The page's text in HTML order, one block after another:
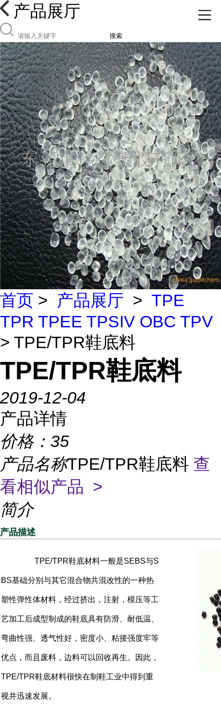
产品展厅
搜索
首页 > 产品展厅 > TPE
TPR TPEE TPSIV OBC TPV
> TPE/TPR鞋底料
TPE/TPR鞋底料
2019-12-04
产品详情
价格： 35
产品名称TPE/TPR鞋底料 查
看相似产品 >
简介
产品描述
TPE/TPR鞋底材料一般是SEBS与S
BS基础分别与其它混合物共混改性的一种热
塑性弹性体材料，经过挤出，注射，模压等工
艺加工后成型制成的鞋底具有防滑、耐低温、
弯曲性强、透气性好，密度小、粘接强度牢等
优点，而且废料，边料可以回收再生。因此，
TPE/TPR鞋底材料很快在制鞋工业中得到重
视并迅速发展。